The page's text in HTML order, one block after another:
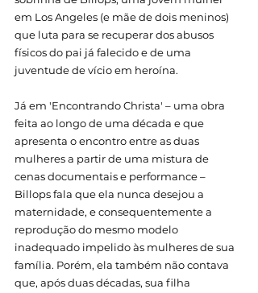
em Los Angeles (e mãe de dois meninos)
que luta para se recuperar dos abusos
físicos do pai já falecido e de uma
juventude de vício em heroína.
Já em 'Encontrando Christa' – uma obra
feita ao longo de uma década e que
apresenta o encontro entre as duas
mulheres a partir de uma mistura de
cenas documentais e performance –
Billops fala que ela nunca desejou a
maternidade, e consequentemente a
reprodução do mesmo modelo
inadequado impelido às mulheres de sua
família. Porém, ela também não contava
que, após duas décadas, sua filha